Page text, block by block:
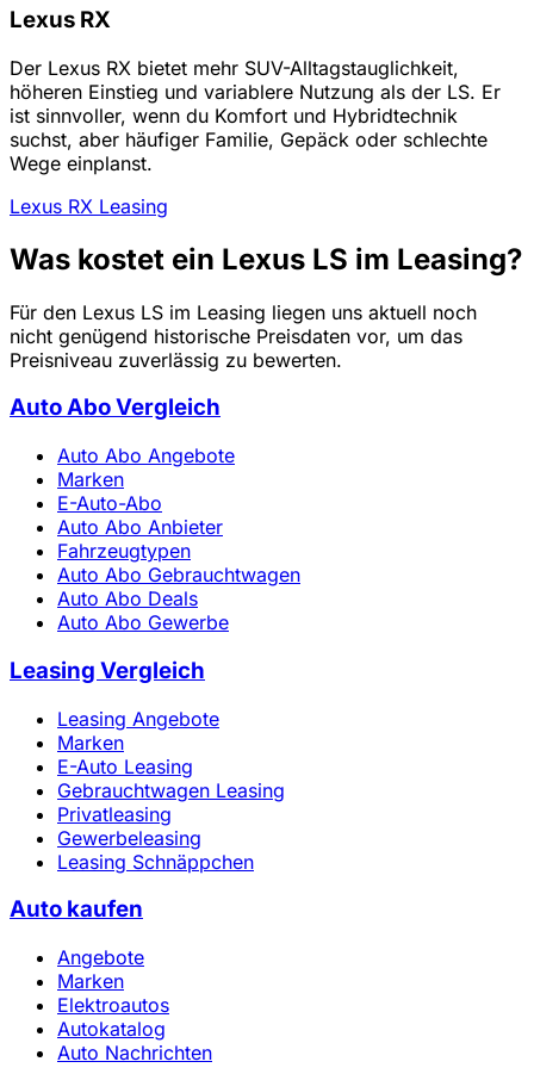
Lexus RX
Der Lexus RX bietet mehr SUV-Alltagstauglichkeit,
höheren Einstieg und variablere Nutzung als der LS. Er
ist sinnvoller, wenn du Komfort und Hybridtechnik
suchst, aber häufiger Familie, Gepäck oder schlechte
Wege einplanst.
Lexus RX Leasing
Was kostet ein Lexus LS im Leasing?
Für den Lexus LS im Leasing liegen uns aktuell noch
nicht genügend historische Preisdaten vor, um das
Preisniveau zuverlässig zu bewerten.
Auto Abo Vergleich
Auto Abo Angebote
Marken
E-Auto-Abo
Auto Abo Anbieter
Fahrzeugtypen
Auto Abo Gebrauchtwagen
Auto Abo Deals
Auto Abo Gewerbe
Leasing Vergleich
Leasing Angebote
Marken
E-Auto Leasing
Gebrauchtwagen Leasing
Privatleasing
Gewerbeleasing
Leasing Schnäppchen
Auto kaufen
Angebote
Marken
Elektroautos
Autokatalog
Auto Nachrichten